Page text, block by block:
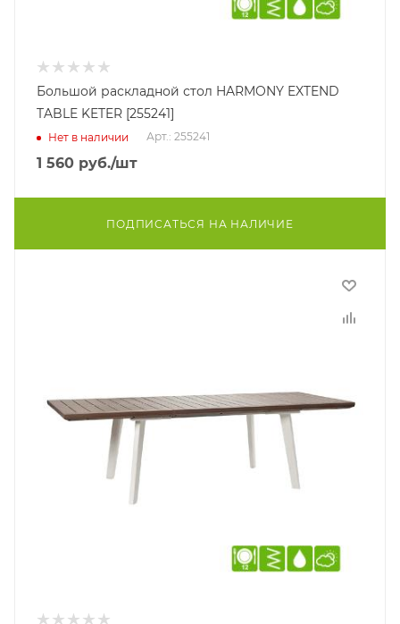
Большой раскладной стол HARMONY EXTEND
TABLE KETER [255241]
Нет в наличии Арт.: 255241
1 560 руб./шт
ПОДПИСАТЬСЯ НА НАЛИЧИЕ